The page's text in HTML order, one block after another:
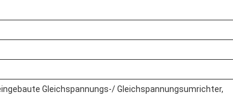
Gleichspannungs-/ Gleichspannungsumrichter,